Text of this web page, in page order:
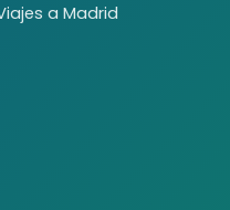
a Madrid